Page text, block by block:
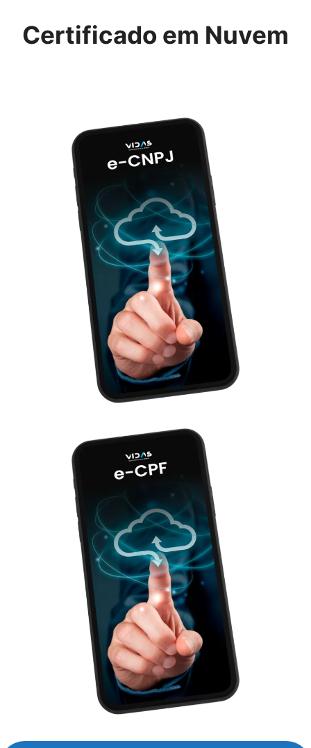
Certificado em Nuvem